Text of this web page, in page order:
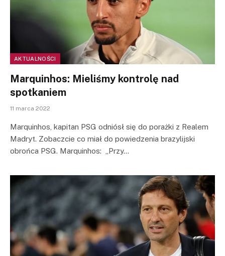
AKTUALNOŚCI
Marquinhos: Mieliśmy kontrolę nad
spotkaniem
11 marca 2022
Marquinhos, kapitan PSG odniósł się do porażki z Realem
Madryt. Zobaczcie co miał do powiedzenia brazylijski
obrońca PSG. Marquinhos: „Przy…